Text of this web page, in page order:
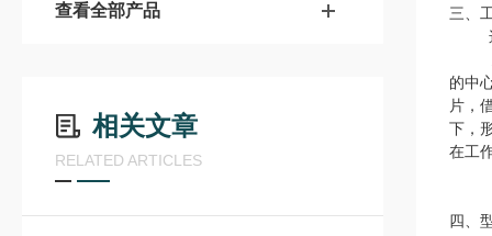
查看全部产品
相关文章
RELATED ARTICLES
三、
这
的中
片，
下，
在工
四、